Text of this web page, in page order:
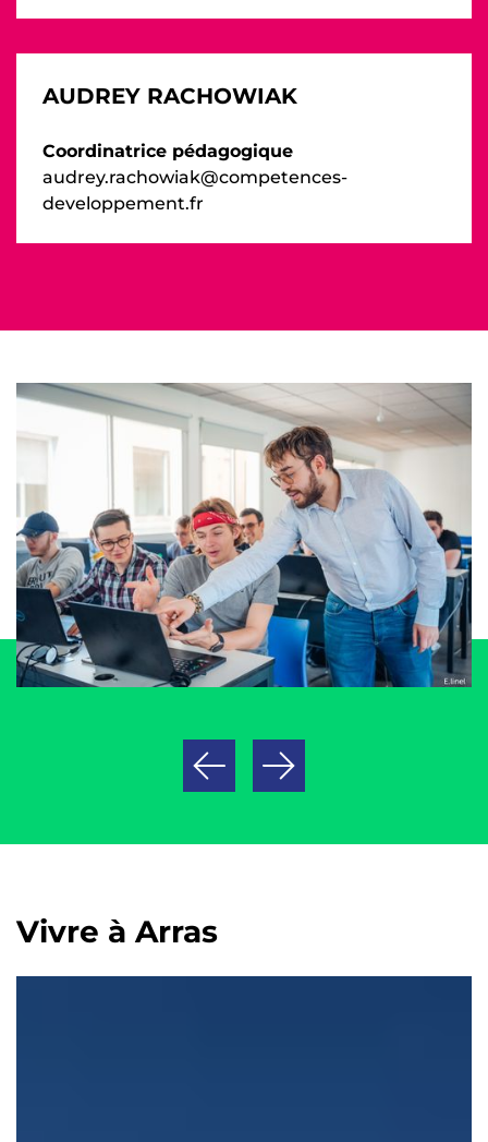
AUDREY RACHOWIAK
Coordinatrice pédagogique
audrey.rachowiak@competences-
developpement.fr
Vivre à Arras